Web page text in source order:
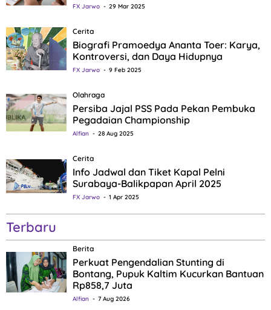
FX Jarwo 29 Mar 2025
Cerita
Biografi Pramoedya Ananta Toer: Karya,
Kontroversi, dan Daya Hidupnya
FX Jarwo 9 Feb 2025
Olahraga
Persiba Jajal PSS Pada Pekan Pembuka
Pegadaian Championship
Alfian 28 Aug 2025
Cerita
Info Jadwal dan Tiket Kapal Pelni
Surabaya-Balikpapan April 2025
FX Jarwo 1 Apr 2025
Terbaru
Berita
Perkuat Pengendalian Stunting di
Bontang, Pupuk Kaltim Kucurkan Bantuan
Rp858,7 Juta
Alfian 7 Aug 2026